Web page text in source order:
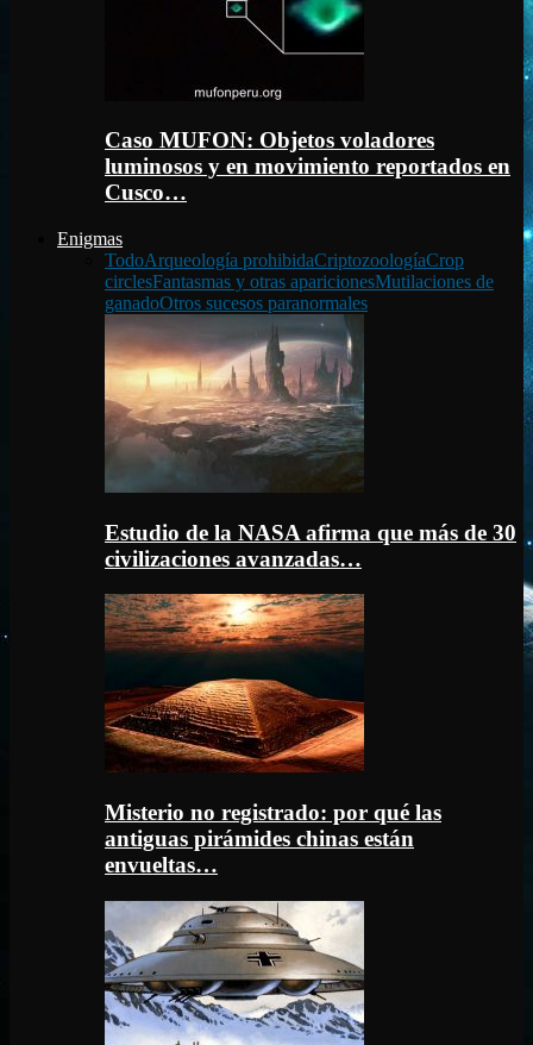
Caso MUFON: Objetos voladores
luminosos y en movimiento reportados en
Cusco…
Enigmas
TodoArqueología prohibidaCriptozoologíaCrop
circlesFantasmas y otras aparicionesMutilaciones de
ganadoOtros sucesos paranormales
Estudio de la NASA afirma que más de 30
civilizaciones avanzadas…
Misterio no registrado: por qué las
antiguas pirámides chinas están
envueltas…